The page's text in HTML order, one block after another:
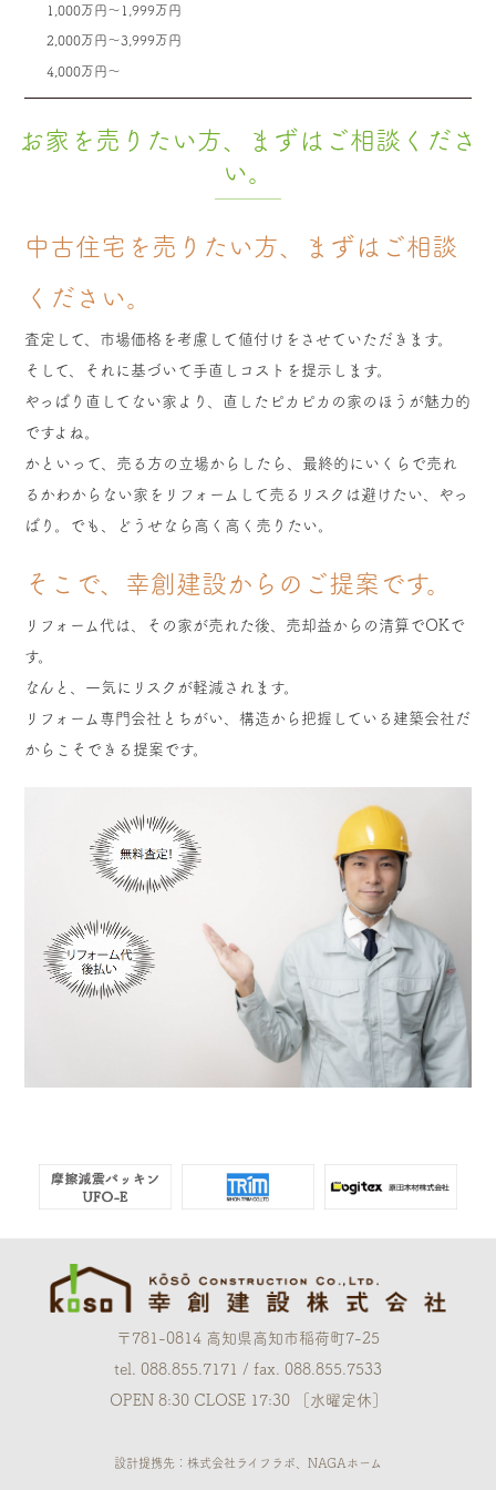
1,000万円〜1,999万円
2,000万円〜3,999万円
4,000万円〜
お家を売りたい方、まずはご相談くださ
い。
中古住宅を売りたい方、まずはご相談
ください。
査定して、市場価格を考慮して値付けをさせていただきます。
そして、それに基づいて手直しコストを提示します。
やっぱり直してない家より、直したピカピカの家のほうが魅力的
ですよね。
かといって、売る方の立場からしたら、最終的にいくらで売れ
るかわからない家をリフォームして売るリスクは避けたい、やっ
ぱり。でも、どうせなら高く高く売りたい。
そこで、幸創建設からのご提案です。
リフォーム代は、その家が売れた後、売却益からの清算でOKで
す。
なんと、一気にリスクが軽減されます。
リフォーム専門会社とちがい、構造から把握している建築会社だ
からこそできる提案です。
〒781-0814 高知県高知市稲荷町7-25
tel. 088.855.7171 / fax. 088.855.7533
OPEN 8:30 CLOSE 17:30 ［水曜定休］
設計提携先：株式会社ライフラボ、NAGAホーム